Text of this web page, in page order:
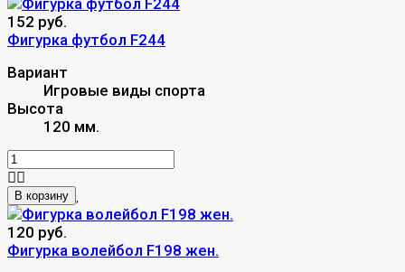
152 руб.
Фигурка футбол F244
Вариант
Игровые виды спорта
Высота
120 мм.
В корзину
120 руб.
Фигурка волейбол F198 жен.